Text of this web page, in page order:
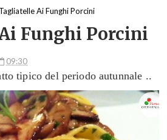
Tagliatelle Ai Funghi Porcini
Funghi Porcini
09:30
tipico del periodo autunnale ..